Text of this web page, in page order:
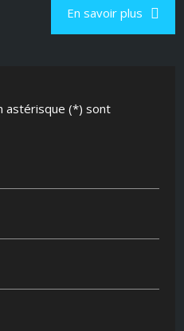
En savoir plus
astérisque (*) sont